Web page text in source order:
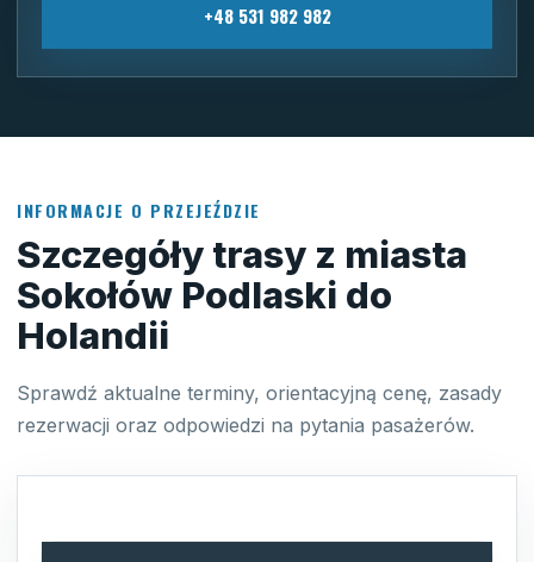
+48 531 982 982
INFORMACJE O PRZEJEŹDZIE
Szczegóły trasy z miasta
Sokołów Podlaski do
Holandii
Sprawdź aktualne terminy, orientacyjną cenę, zasady
rezerwacji oraz odpowiedzi na pytania pasażerów.